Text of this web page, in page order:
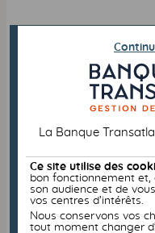
Protéger
Transatlantique
une protection
complément d'un
(Caisse des
militaire de sécurité
engagé.
La Banque
Ce site utilise des
bon fonctionnement et,
son audience et de
vos centres d’intérêts.
Nous conservons vos
tout moment changer